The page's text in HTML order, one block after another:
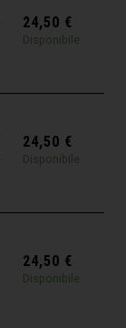
24,50 €
Disponibile
24,50 €
Disponibile
24,50 €
Disponibile